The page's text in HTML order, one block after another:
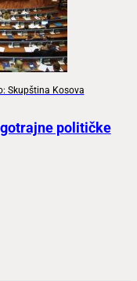
Skupština Kosova
političke